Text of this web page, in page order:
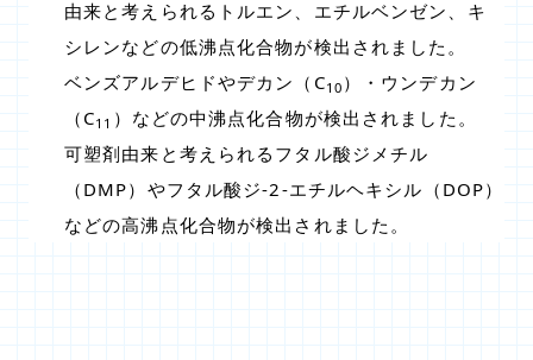
由来と考えられるトルエン、エチルベンゼン、キ
シレンなどの低沸点化合物が検出されました。
ベンズアルデヒドやデカン（C10 ）・ウンデカン
（C11 ）などの中沸点化合物が検出されました。
可塑剤由来と考えられるフタル酸ジメチル
（DMP）やフタル酸ジ-2-エチルヘキシル（DOP）
などの高沸点化合物が検出されました。